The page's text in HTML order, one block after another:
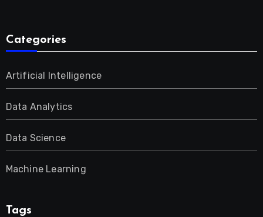
Categories
Artificial Intelligence
Data Analytics
Data Science
Machine Learning
Tags